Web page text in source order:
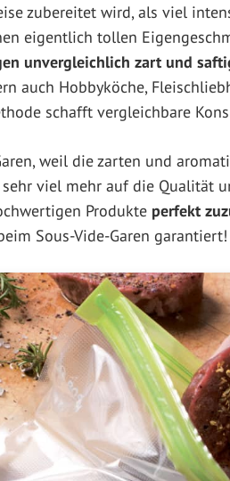
zubereitet wird, als viel
eigentlich tollen
unvergleichlich zart und
auch Hobbyköche,
schafft vergleichbare
weil die zarten und
viel mehr auf die Qualität
Produkte perfekt
Sous-Vide-Garen garantiert!